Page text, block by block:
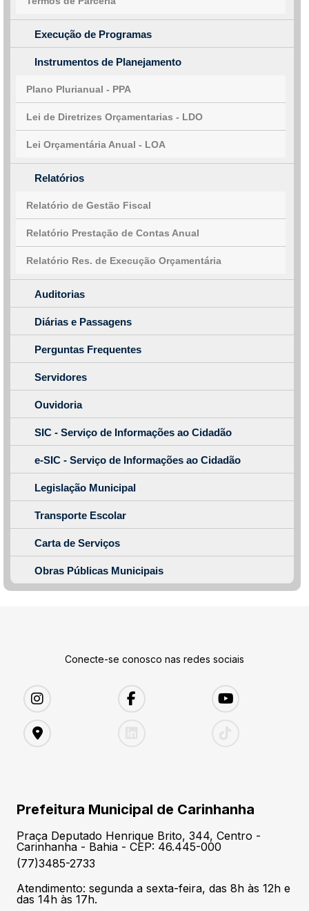
Execução de Programas
Instrumentos de Planejamento
Plano Plurianual - PPA
Lei de Diretrizes Orçamentarias - LDO
Lei Orçamentária Anual - LOA
Relatórios
Relatório de Gestão Fiscal
Relatório Prestação de Contas Anual
Relatório Res. de Execução Orçamentária
Auditorias
Diárias e Passagens
Perguntas Frequentes
Servidores
Ouvidoria
SIC - Serviço de Informações ao Cidadão
e-SIC - Serviço de Informações ao Cidadão
Legislação Municipal
Transporte Escolar
Carta de Serviços
Obras Públicas Municipais
Conecte-se conosco nas redes sociais
Prefeitura Municipal de Carinhanha
Praça Deputado Henrique Brito, 344, Centro -
Carinhanha - Bahia - CEP: 46.445-000
(77)3485-2733
Atendimento: segunda a sexta-feira, das 8h às 12h e
das 14h às 17h.